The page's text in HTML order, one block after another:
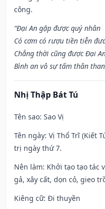
công.
“Đại An gặp được quý nhân
Có cơm có rượu tiền tiễn
Chẳng thời cũng được Đại
Bình an vô sự tấm thân
Nhị Thập Bát Tú
Tên sao: Sao Vị
Tên ngày: Vị Thổ Trĩ (Kiết
trị ngày thứ 7.
Nên làm: Khởi tạo tạo tác
gả, xây cất, dọn cỏ, gieo
Kiêng cữ: Đi thuyền